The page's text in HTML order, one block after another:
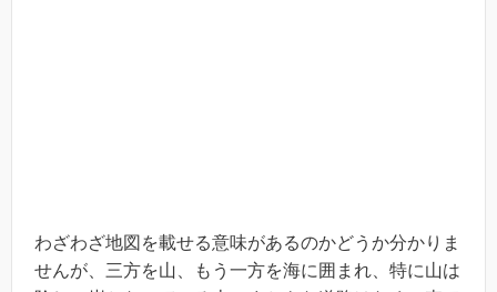
わざわざ地図を載せる意味があるのかどうか分かりま
せんが、三方を山、もう一方を海に囲まれ、特に山は